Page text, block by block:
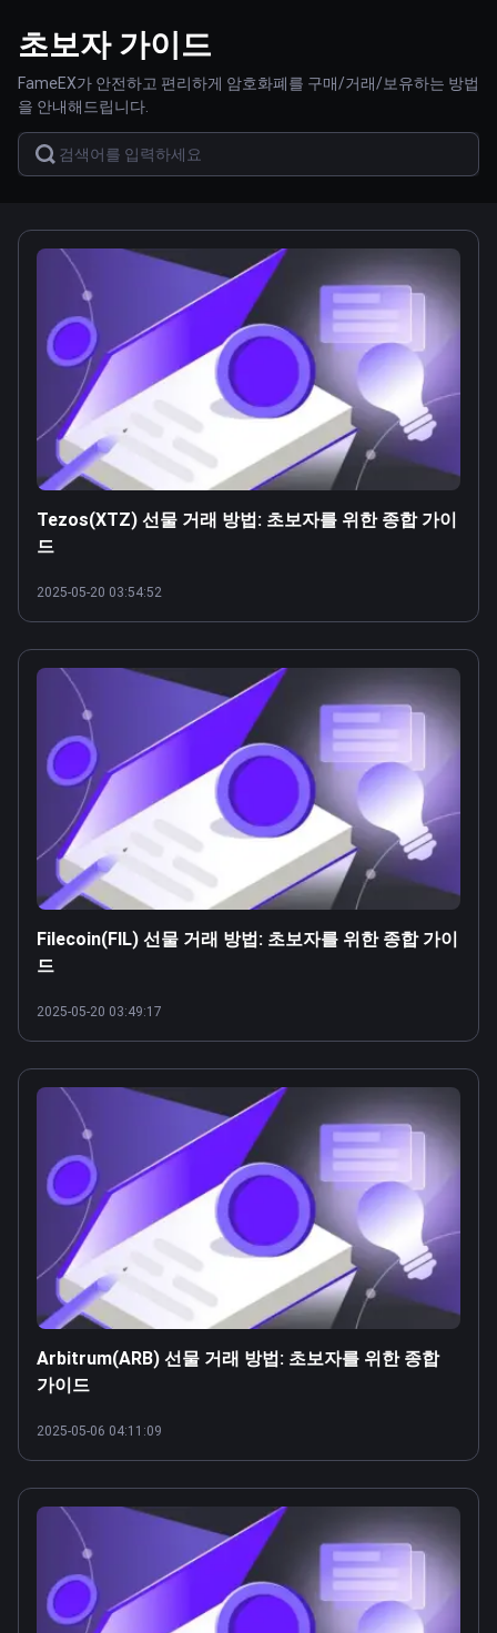
초보자 가이드
FameEX가 안전하고 편리하게 암호화폐를 구매/거래/보유하는 방법
을 안내해드립니다.
Tezos(XTZ) 선물 거래 방법: 초보자를 위한 종합 가이
드
2025-05-20 03:54:52
Filecoin(FIL) 선물 거래 방법: 초보자를 위한 종합 가이
드
2025-05-20 03:49:17
Arbitrum(ARB) 선물 거래 방법: 초보자를 위한 종합
가이드
2025-05-06 04:11:09